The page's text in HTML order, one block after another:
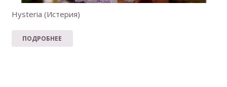
Hysteria (Истерия)
ПОДРОБНЕЕ